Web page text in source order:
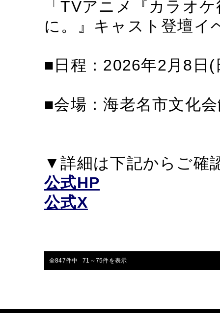
「TVアニメ『カラオ
に。』キャスト登壇イ
■日程：2026年2月8日(
■会場：海老名市文化
▼詳細は下記からご確
公式HP
公式X
全847件中 71～75件を表示